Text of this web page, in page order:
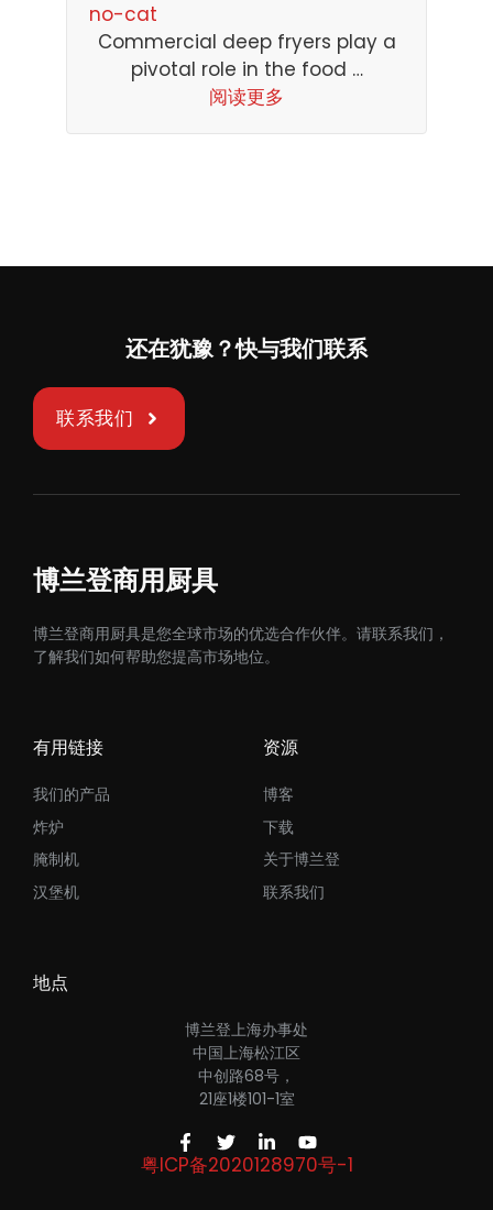
no-cat
Commercial deep fryers play a
pivotal role in the food …
阅读更多
还在犹豫？快与我们联系
联系我们
博兰登商用厨具
博兰登商用厨具是您全球市场的优选合作伙伴。请联系我们，
了解我们如何帮助您提高市场地位。
有用链接
我们的产品
炸炉
腌制机
汉堡机
资源
博客
下载
关于博兰登
联系我们
地点
博兰登上海办事处
中国上海松江区
中创路68号，
21座1楼101-1室
粤ICP备2020128970号-1